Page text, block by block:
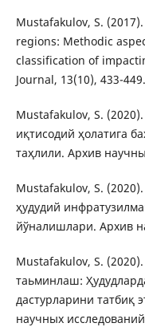
Mustafakulov, S.
regions: Methodic
classification of
Journal, 13(10), 433-449.
Mustafakulov, S.
иқтисодий ҳолатига
таҳлили. Архив
Mustafakulov, S.
ҳудудий
йўналишлари. Архив
Mustafakulov, S.
таьминлаш:
дастурларини татбиқ
научных